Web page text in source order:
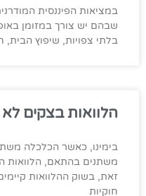
במציאות הפיננסית
שבהם יש צורך במזומן
בלתי צפויות, שיפוץ הבית,
הלוואות בצקים
בימינו, כאשר הכלכלה
משתנים בהתאם, הלוואות
זאת, בשוק ההלוואות
חוקיות